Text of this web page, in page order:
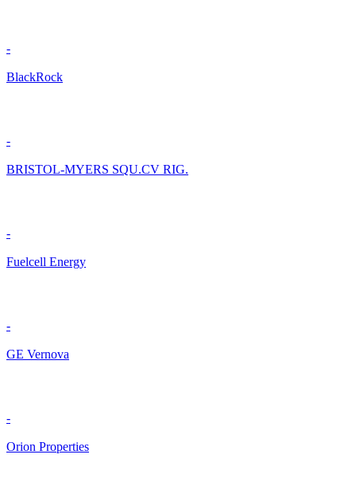
-
BlackRock
-
BRISTOL-MYERS SQU.CV RIG.
-
Fuelcell Energy
-
GE Vernova
-
Orion Properties